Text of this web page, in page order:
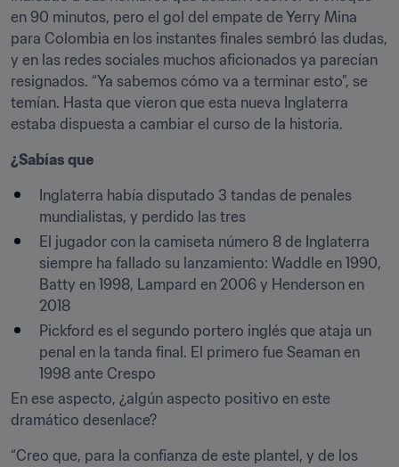
en 90 minutos, pero el gol del empate de Yerry Mina
para Colombia en los instantes finales sembró las dudas,
y en las redes sociales muchos aficionados ya parecían
resignados. “Ya sabemos cómo va a terminar esto”, se
temían. Hasta que vieron que esta nueva Inglaterra
estaba dispuesta a cambiar el curso de la historia.
¿Sabías que
Inglaterra había disputado 3 tandas de penales
mundialistas, y perdido las tres
El jugador con la camiseta número 8 de Inglaterra
siempre ha fallado su lanzamiento: Waddle en 1990,
Batty en 1998, Lampard en 2006 y Henderson en
2018
Pickford es el segundo portero inglés que ataja un
penal en la tanda final. El primero fue Seaman en
1998 ante Crespo
En ese aspecto, ¿algún aspecto positivo en este
dramático desenlace?
“Creo que, para la confianza de este plantel, y de los